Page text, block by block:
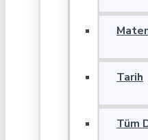
Tarih
Tüm